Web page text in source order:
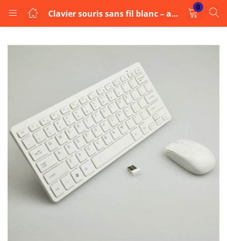
Clavier souris sans fil blanc – avec mini connecteur
0
LOGIN
Enter your username and password to login.
Remember me
Login